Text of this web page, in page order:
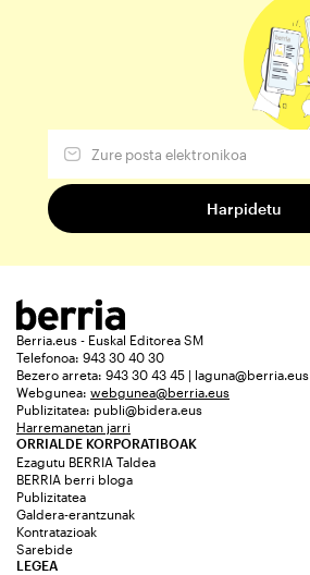
Berria.eus - Euskal Editorea SM
Telefonoa: 943 30 40 30
Bezero arreta: 943 30 43 45 | laguna@berria.eus
Webgunea: webgunea@berria.eus
Publizitatea: publi@bidera.eus
Harremanetan jarri
ORRIALDE KORPORATIBOAK
Ezagutu BERRIA Taldea
BERRIA berri bloga
Publizitatea
Galdera-erantzunak
Kontratazioak
Sarebide
LEGEA